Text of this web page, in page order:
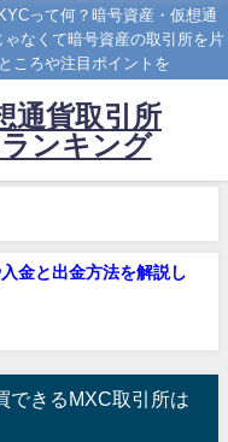
って何？暗号資産・仮想通
なくて暗号資産の取引所を片
ころや注目ポイントを
通貨取引所
ンキング
金と出金方法を解説し
できるMXC取引所は